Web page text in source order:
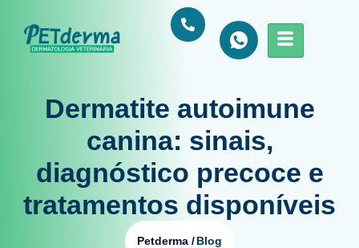
Dermatite autoimune
canina: sinais,
diagnóstico precoce e
tratamentos disponíveis
Petderma /Blog